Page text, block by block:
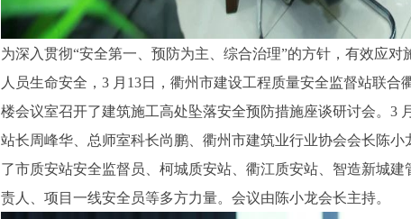
为深入贯彻“安全第一、预防为主、综合治理”的方针，有效应
人员生命安全， 3 月13日，衢州市建设工程质量安全监督站联
楼会议室召开了建筑施工高处坠落安全预防措施座谈研讨会。3
站长周峰华、总师室科长尚鹏、衢州市建筑业行业协会会长陈小
了市质安站安全监督员、柯城质安站、衢江质安站、智造新城
责人、项目一线安全员等多方力量。会议由陈小龙会长主持。